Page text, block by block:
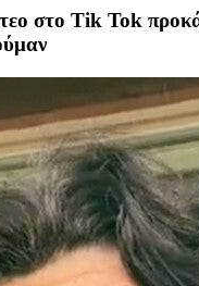
στο Tik Tok